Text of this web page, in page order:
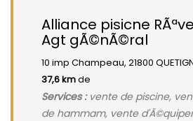
Alliance pisicne
Agt gÃ©nÃ©ral
10 imp Champeau, 21800
37,6 kmde
Services :vente de piscine,
de hammam, vente